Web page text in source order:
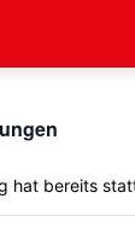
hat bereits